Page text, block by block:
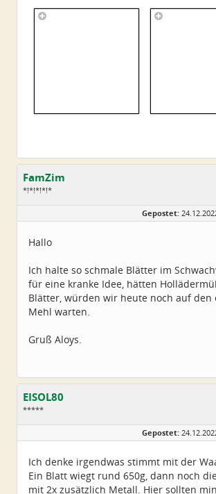
FamZim
*!*!*!*!*
Beiträge:
2350
Gepostet:
Hallo
Ich halte so schmale Blätter im
für eine kranke Idee, hätten
Blätter, würden wir heute noch auf den
Mehl warten.
Gruß Aloys.
EISOL80
*****
Geschlecht:
Alter:
45
Dabei seit:
07 / 2022
Gepostet:
Ich denke irgendwas stimmt mit der
Ein Blatt wiegt rund 650g, dann noch
mit 2x zusätzlich Metall. Hier sollten